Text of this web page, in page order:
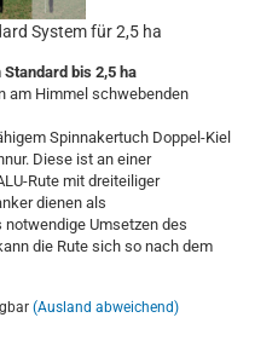
System für 2,5 ha
Standard bis 2,5 ha
am Himmel schwebenden
Spinnakertuch Doppel-Kiel
Diese ist an einer
Rute mit dreiteiliger
dienen als
notwendige Umsetzen des
die Rute sich so nach dem
(Ausland abweichend)